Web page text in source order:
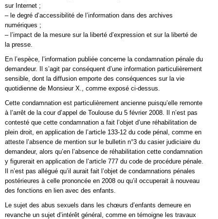
sur Internet ;
– le degré d’accessibilité de l’information dans des archives
numériques ;
– l’impact de la mesure sur la liberté d’expression et sur la liberté de
la presse.
En l’espèce, l’information publiée concerne la condamnation pénale du
demandeur. Il s’agit par conséquent d’une information particulièrement
sensible, dont la diffusion emporte des conséquences sur la vie
quotidienne de Monsieur X., comme exposé ci-dessus.
Cette condamnation est particulièrement ancienne puisqu’elle remonte
à l’arrêt de la cour d’appel de Toulouse du 5 février 2008. Il n’est pas
contesté que cette condamnation a fait l’objet d’une réhabilitation de
plein droit, en application de l’article 133-12 du code pénal, comme en
atteste l’absence de mention sur le bulletin n°3 du casier judiciaire du
demandeur, alors qu’en l’absence de réhabilitation cette condamnation
y figurerait en application de l’article 777 du code de procédure pénale.
Il n’est pas allégué qu’il aurait fait l’objet de condamnations pénales
postérieures à celle prononcée en 2008 ou qu’il occuperait à nouveau
des fonctions en lien avec des enfants.
Le sujet des abus sexuels dans les chœurs d’enfants demeure en
revanche un sujet d’intérêt général, comme en témoigne les travaux